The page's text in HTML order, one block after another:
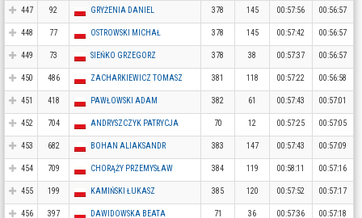
447 92 GRYŻENIA DANIEL 378 145 00:57:56 00:56:57
448 77 OSTROWSKI MICHAŁ 378 145 00:57:42 00:56:57
449 73 SIEŃKO GRZEGORZ 378 38 00:57:37 00:56:57
450 486 ZACHARKIEWICZ TOMASZ 381 118 00:57:22 00:56:58
451 418 PAWŁOWSKI ADAM 382 61 00:57:43 00:57:01
452 704 ANDRYSZCZYK PATRYCJA 70 12 00:57:25 00:57:05
453 682 BOHAN ALIAKSANDR 383 147 00:57:43 00:57:09
454 709 CHORĄŻY PRZEMYSŁAW 384 119 00:58:11 00:57:16
455 199 KAMIŃSKI ŁUKASZ 385 120 00:57:52 00:57:17
456 397 DAWIDOWSKA BEATA 71 36 00:57:36 00:57:18